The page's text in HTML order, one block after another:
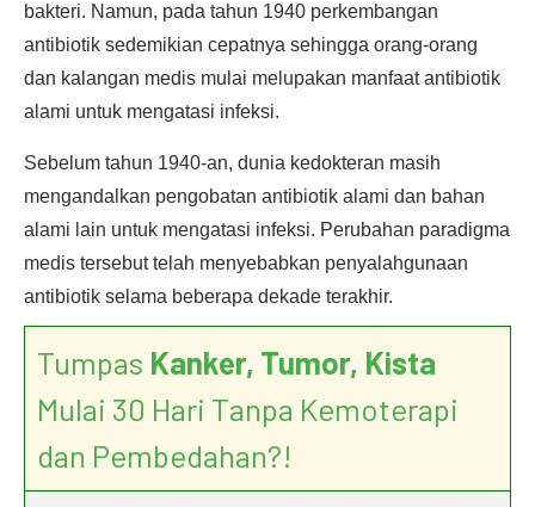
bakteri. Namun, pada tahun 1940 perkembangan
antibiotik sedemikian cepatnya sehingga orang-orang
dan kalangan medis mulai melupakan manfaat antibiotik
alami untuk mengatasi infeksi.
Sebelum tahun 1940-an, dunia kedokteran masih
mengandalkan pengobatan antibiotik alami dan bahan
alami lain untuk mengatasi infeksi. Perubahan paradigma
medis tersebut telah menyebabkan penyalahgunaan
antibiotik selama beberapa dekade terakhir.
Tumpas Kanker, Tumor, Kista
Mulai 30 Hari Tanpa Kemoterapi
dan Pembedahan?!